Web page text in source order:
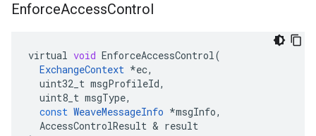
EnforceAccessControl
virtual void EnforceAccessControl(
ExchangeContext *ec,
uint32_t msgProfileId,
uint8_t msgType,
const WeaveMessageInfo *msgInfo,
AccessControlResult & result